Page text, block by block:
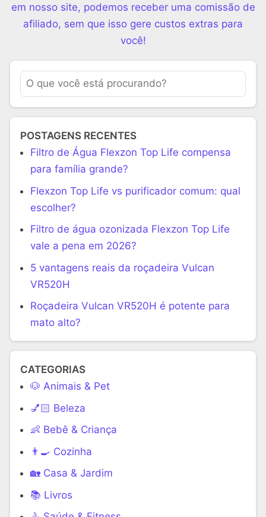
em nosso site, podemos receber uma comissão de
afiliado, sem que isso gere custos extras para
você!
POSTAGENS RECENTES
Filtro de Água Flexzon Top Life compensa
para família grande?
Flexzon Top Life vs purificador comum: qual
escolher?
Filtro de água ozonizada Flexzon Top Life
vale a pena em 2026?
5 vantagens reais da roçadeira Vulcan
VR520H
Roçadeira Vulcan VR520H é potente para
mato alto?
CATEGORIAS
🐶 Animais & Pet
💅🏻 Beleza
👶 Bebê & Criança
👨‍🍳 Cozinha
🏡 Casa & Jardim
📚 Livros